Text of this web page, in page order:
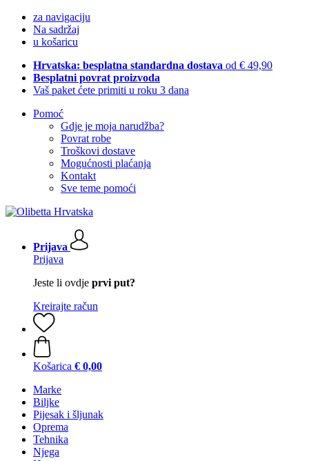
za navigaciju
Na sadržaj
u košaricu
Hrvatska: besplatna standardna dostava od € 49,90
Besplatni povrat proizvoda
Vaš paket ćete primiti u roku 3 dana
Pomoć
Gdje je moja narudžba?
Povrat robe
Troškovi dostave
Mogućnosti plaćanja
Kontakt
Sve teme pomoći
Prijava
Prijava
Jeste li ovdje prvi put?
Kreirajte račun
Košarica € 0,00
Marke
Biljke
Pijesak i šljunak
Oprema
Tehnika
Njega